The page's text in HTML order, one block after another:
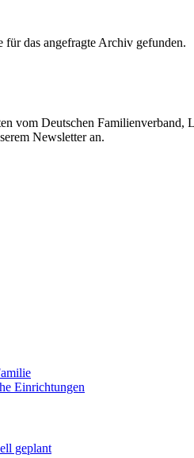
das angefragte Archiv gefunden.
vom Deutschen Familienverband,
Newsletter an.
Einrichtungen
geplant